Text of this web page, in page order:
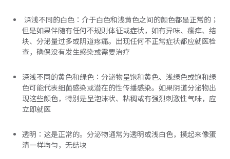
深浅不同的白色：介于白色和浅黄色之间的颜色都是正常的；
但是如果伴随有任何不规则体征或症状，如有异味、瘙痒、结
块、分泌量过多或阴道疼痛。出现任何不正常症状都应就医检
查，确保没有发生感染或需要治疗
深浅不同的黄色和绿色：分泌物呈饱和黄色、浅绿色或饱和绿
色可能代表细菌感染或潜在的性传播感染。如果阴道分泌物出
现这些颜色，特别是呈泡沫状、粘稠或有强烈刺激性气味，应
立即就医
透明：这是正常的。分泌物通常为透明或浅白色，摸起来像蛋
清一样均匀，无结块